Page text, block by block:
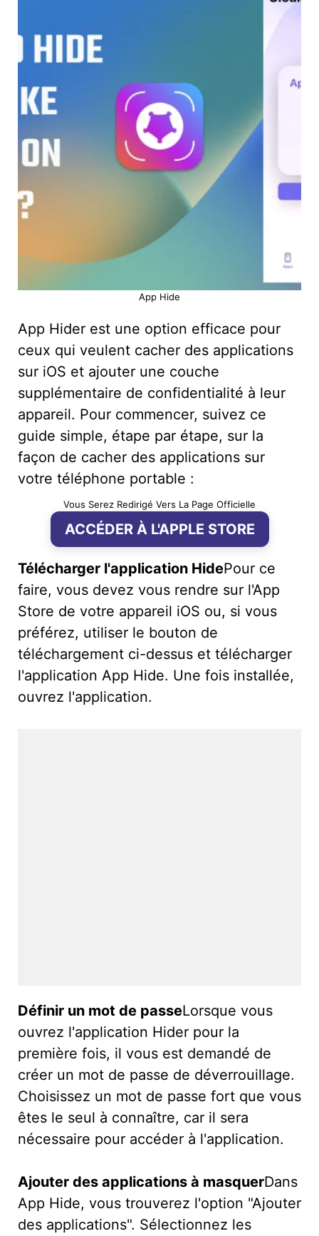
App Hide
App Hider est une option efficace pour
ceux qui veulent cacher des applications
sur iOS et ajouter une couche
supplémentaire de confidentialité à leur
appareil. Pour commencer, suivez ce
guide simple, étape par étape, sur la
façon de cacher des applications sur
votre téléphone portable :
Vous Serez Redirigé Vers La Page Officielle
ACCÉDER À L'APPLE STORE
Télécharger l'application HidePour ce
faire, vous devez vous rendre sur l'App
Store de votre appareil iOS ou, si vous
préférez, utiliser le bouton de
téléchargement ci-dessus et télécharger
l'application App Hide. Une fois installée,
ouvrez l'application.
Définir un mot de passeLorsque vous
ouvrez l'application Hider pour la
première fois, il vous est demandé de
créer un mot de passe de déverrouillage.
Choisissez un mot de passe fort que vous
êtes le seul à connaître, car il sera
nécessaire pour accéder à l'application.
Ajouter des applications à masquerDans
App Hide, vous trouverez l'option "Ajouter
des applications". Sélectionnez les